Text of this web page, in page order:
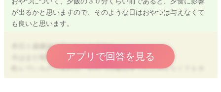
がるならあげても良いです。 母乳を与えずに済むのであれ
ば、おやつ+牛乳(フォローアップミルクでも可)でおやつの時間
を完結していけると良いと思います。
無理せずに進めてみて下さいね。
が出るかと思いますので、そのような日はおやつは与えなくて
も良いと思います。
本日１歳健診に行かれたのですね。
今はまだ母乳やミルクを飲まれていますか？
飲んでいるのであれば、おやつは毎日きっちり与えなくても大
丈夫です。 ミルクや母乳からの栄養がなくなったら、おやつ
アプリで回答を見る